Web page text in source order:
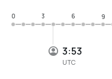
3:53
UTC
0
3 6 9